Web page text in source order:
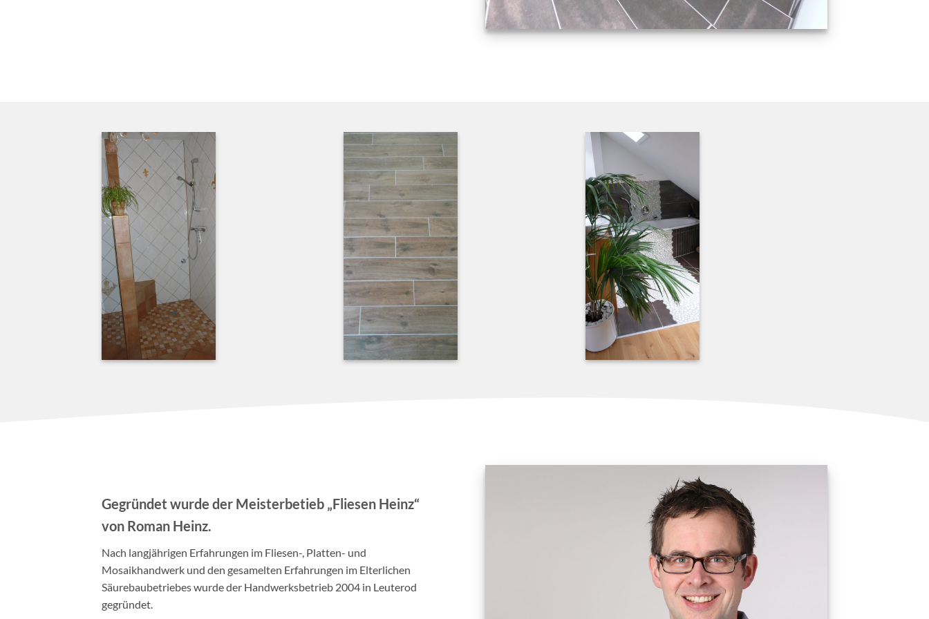
Gegründet wurde der Meisterbetieb „Fliesen Heinz“
von Roman Heinz.
Nach langjährigen Erfahrungen im Fliesen-, Platten- und
Mosaikhandwerk und den gesamelten Erfahrungen im Elterlichen
Säurebaubetriebes wurde der Handwerksbetrieb 2004 in Leuterod
gegründet.